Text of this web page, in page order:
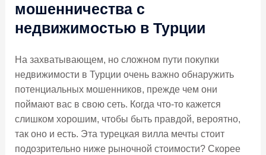
мошенничества с
недвижимостью в Турции
На захватывающем, но сложном пути покупки
недвижимости в Турции очень важно обнаружить
потенциальных мошенников, прежде чем они
поймают вас в свою сеть. Когда что-то кажется
слишком хорошим, чтобы быть правдой, вероятно,
так оно и есть. Эта турецкая вилла мечты стоит
подозрительно ниже рыночной стоимости? Скорее